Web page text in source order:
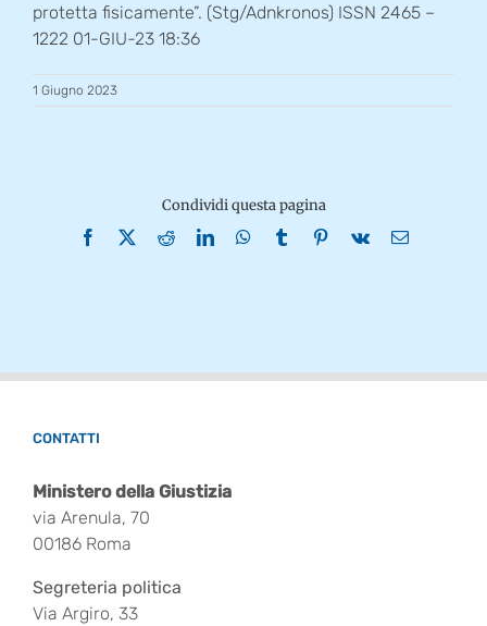
protetta fisicamente”. (Stg/Adnkronos) ISSN 2465 –
1222 01-GIU-23 18:36
1 Giugno 2023
Condividi questa pagina
Facebook
X RedditLinkedInWhatsApp
TumblrPinterest
Vk Email
CONTATTI
Ministero della Giustizia
via Arenula, 70
00186 Roma
Segreteria politica
Via Argiro, 33